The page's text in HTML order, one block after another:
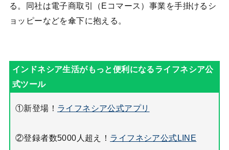
る。同社は電子商取引（Eコマース）事業を手掛けるシ
ョッピーなどを傘下に抱える。
①新登場！ ライフネシア公式アプリ
②登録者数5000人超え！ ライフネシア公式LINE